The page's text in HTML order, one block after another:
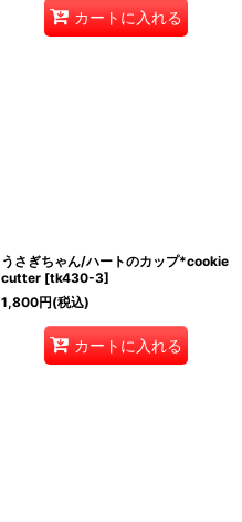
カートに入れる
うさぎちゃん/ハートのカップ*cookie
cutter [tk430-3]
1,800円(税込)
カートに入れる